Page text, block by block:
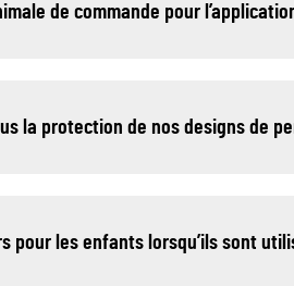
de commande pour
la protection de nos designs de
pour les enfants lorsqu’ils sont